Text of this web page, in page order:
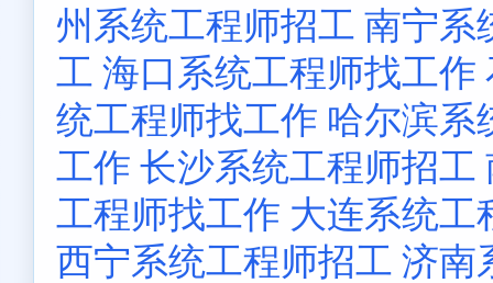
州系统工程师招工 南宁系
工 海口系统工程师找工作
统工程师找工作 哈尔滨系
工作 长沙系统工程师招工
工程师找工作 大连系统工
西宁系统工程师招工 济南